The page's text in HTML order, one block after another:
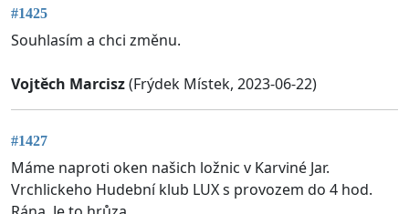
#1425
Souhlasím a chci změnu.
Vojtěch Marcisz(Frýdek Místek, 2023-06-22)
#1427
Máme naproti oken našich ložnic v Karviné Jar.
Vrchlickeho Hudební klub LUX s provozem do 4 hod.